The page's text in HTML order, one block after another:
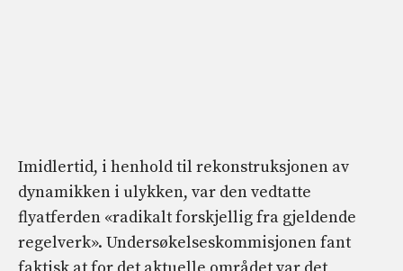
Imidlertid, i henhold til rekonstruksjonen av
dynamikken i ulykken, var den vedtatte
flyatferden «radikalt forskjellig fra gjeldende
regelverk». Undersøkelseskommisjonen fant